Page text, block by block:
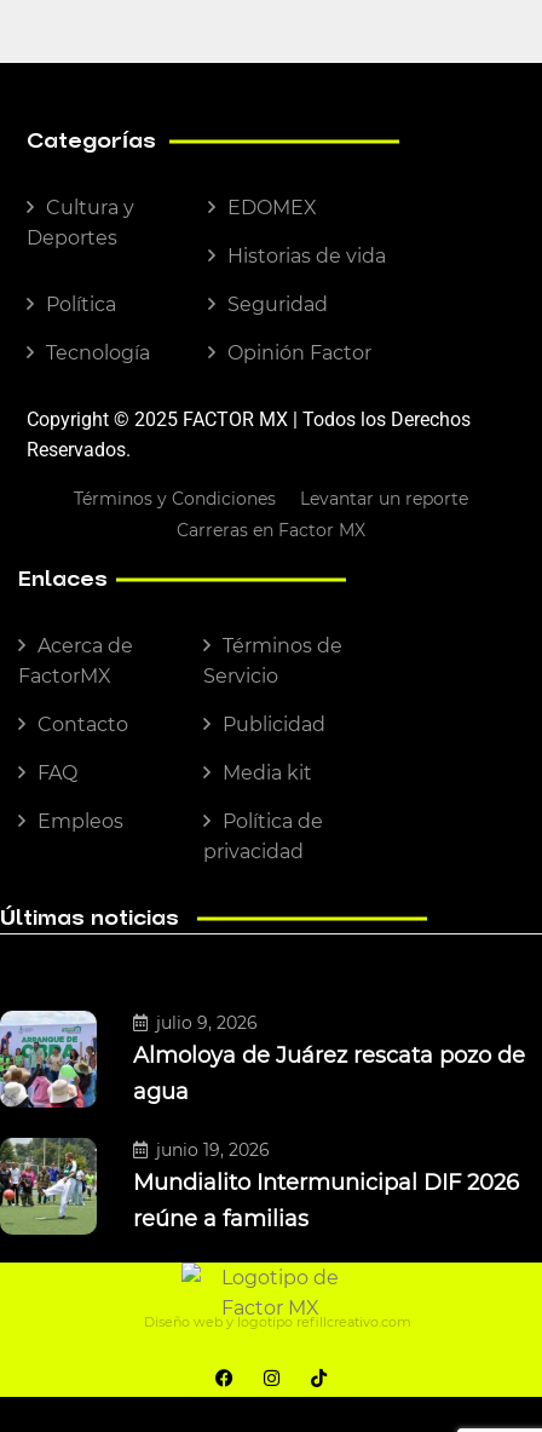
Categorías
Cultura y
Deportes
EDOMEX
Historias de vida
Política Seguridad
Tecnología Opinión Factor
Copyright © 2025 FACTOR MX | Todos los Derechos
Reservados.
Términos y Condiciones
Levantar un reporte
Carreras en Factor MX
Enlaces
Acerca de
FactorMX
Términos de
Servicio
Contacto Publicidad
FAQ Media kit
Empleos
Política de
privacidad
Últimas noticias
julio 9, 2026
Almoloya de Juárez rescata pozo de
agua
junio 19, 2026
Mundialito Intermunicipal DIF 2026
reúne a familias
Diseño web y logotipo refillcreativo.com